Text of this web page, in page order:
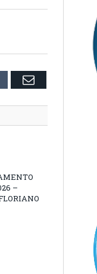
Email
–